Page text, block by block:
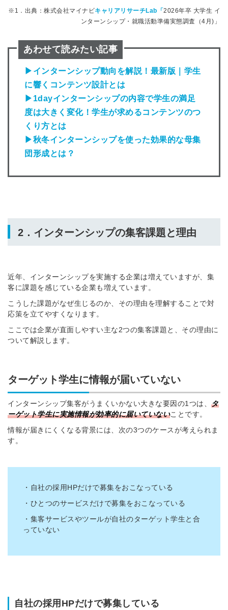
※1．出典：株式会社マイナビキャリアリサーチLab「2026年卒 大学生 イ
ンターンシップ・就職活動準備実態調査（4月)」
あわせて読みたい記事
▶インターンシップ動向を解説！最新版｜学生
に響くコンテンツ設計とは
▶1dayインターンシップの内容で学生の満足
度は大きく変化！学生が求めるコンテンツのつ
くり方とは
▶秋冬インターンシップを使った効果的な母集
団形成とは？
2．インターンシップの集客課題と理由
近年、インターンシップを実施する企業は増えていますが、集
客に課題を感じている企業も増えています。
こうした課題がなぜ生じるのか、その理由を理解することで対
応策を立てやすくなります。
ここでは企業が直面しやすい主な2つの集客課題と、その理由に
ついて解説します。
ターゲット学生に情報が届いていない
インターンシップ集客がうまくいかない大きな要因の1つは、 タ
ーゲット学生に実施情報が効率的に届いていないことです。
情報が届きにくくなる背景には、次の3つのケースが考えられま
す。
・自社の採用HPだけで募集をおこなっている
・ひとつのサービスだけで募集をおこなっている
・集客サービスやツールが自社のターゲット学生と合
っていない
自社の採用HPだけで募集している
忘れですか？
許可なく投稿すること
※ログインIDとなります
他サービスIDで登録